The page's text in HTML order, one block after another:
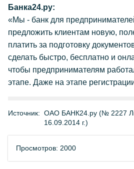
Банка24.ру:
«Мы - банк для
предложить клиентам новую,
платить за подготовку
сделать быстро, бесплатно и
чтобы предпринимателям
этапе. Даже на этапе
Источник: ОАО БАНК24.ру (№ 2227
16.09.2014 г.)
Просмотров: 2000